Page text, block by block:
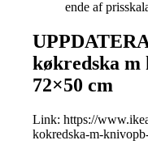
ende af
køkredska
72×50 cm
Link: https://
kokredska-m-